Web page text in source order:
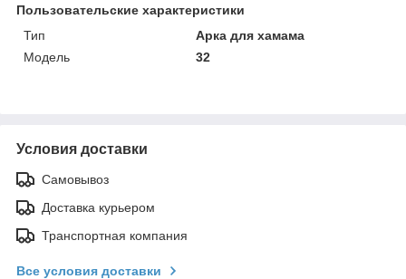
Пользовательские характеристики
Тип
Арка для хамама
Модель
32
Условия доставки
Самовывоз
Доставка курьером
Транспортная компания
Все условия доставки